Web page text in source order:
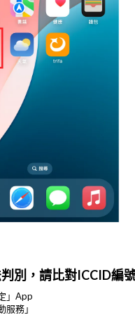
別，請比對ICCID編
」App
服務」